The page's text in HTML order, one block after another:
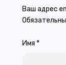
Ваш адрес
Имя *